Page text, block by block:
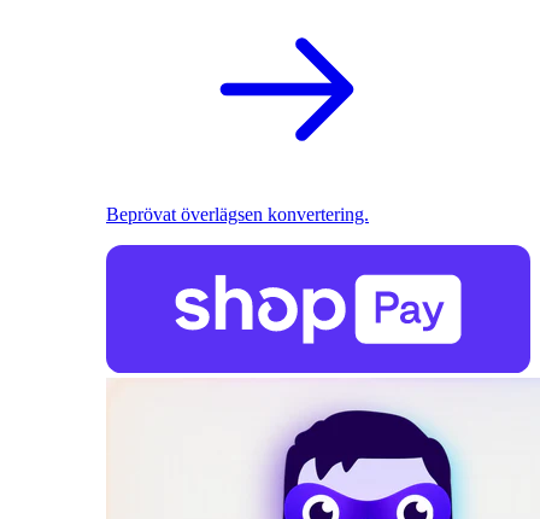
Beprövat överlägsen konvertering.